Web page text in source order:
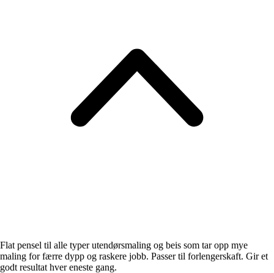
Flat pensel til alle typer utendørsmaling og beis som tar opp mye
maling for færre dypp og raskere jobb. Passer til forlengerskaft. Gir et
godt resultat hver eneste gang.